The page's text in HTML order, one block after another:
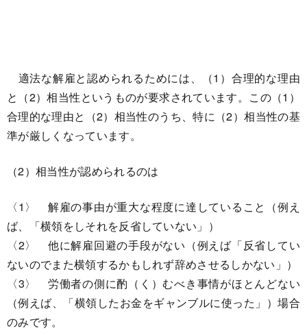
適法な解雇と認められるためには、（1）合理的な理由
と（2）相当性というものが要求されています。この（1）
合理的な理由と（2）相当性のうち、特に（2）相当性の基
準が厳しくなっています。
（2）相当性が認められるのは
〈1〉 解雇の事由が重大な程度に達していること（例え
ば、「横領をしそれを反省していない」）
〈2〉 他に解雇回避の手段がない（例えば「反省してい
ないのでまた横領するかもしれず辞めさせるしかない」）
〈3〉 労働者の側に酌（く）むべき事情がほとんどない
（例えば、「横領したお金をギャンブルに使った」）場合
のみです。